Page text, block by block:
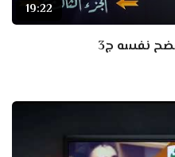
19:22
نفسه ج3